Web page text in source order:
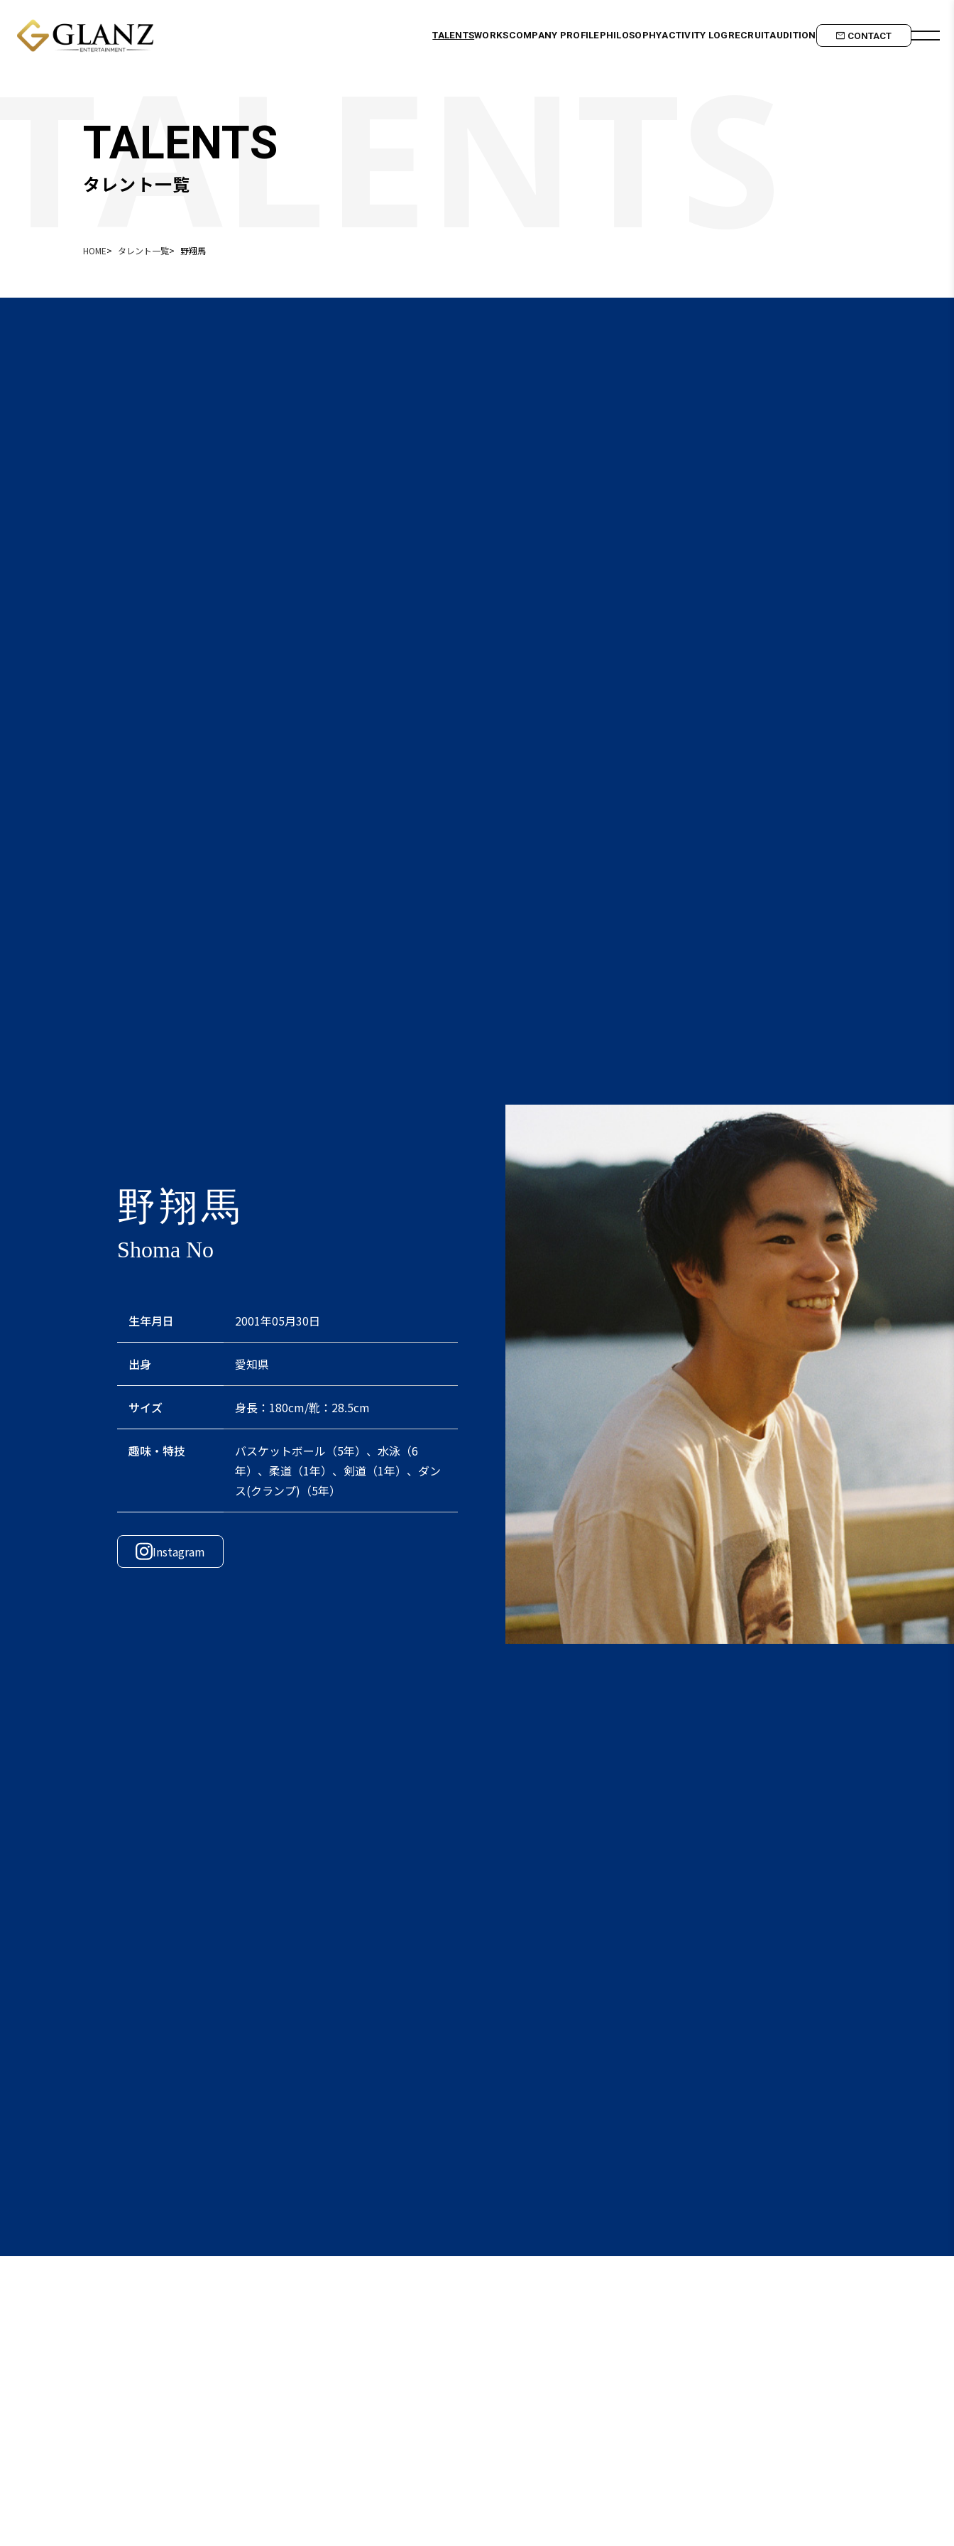
TALENTSWORKSCOMPANY PROFILEPHILOSOPHYACTIVITY LOG RECRUITAUDITION CONTACT
TALENTS
タレント一覧
HOME タレント一覧 野翔馬
野翔馬
Shoma No
生年月日 2001年05月30日
出身 愛知県
サイズ 身長：180cm/靴：28.5cm
趣味・特技
バスケットボール（5年）、水泳（6
年）、柔道（1年）、剣道（1年）、ダン
ス(クランプ)（5年）
Instagram